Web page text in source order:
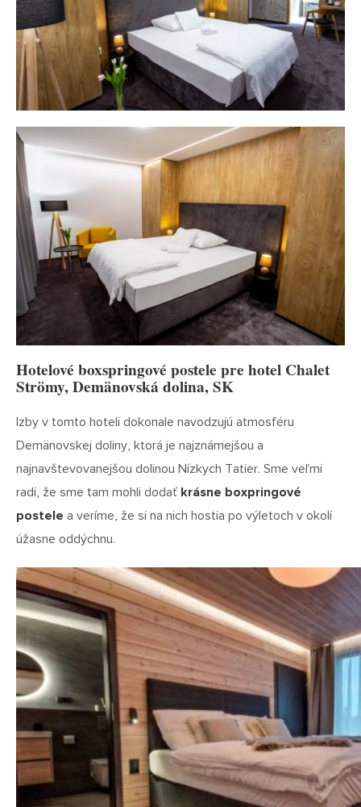
Hotelové boxspringové postele pre hotel Chalet
Strömy, Demänovská dolina, SK
Izby v tomto hoteli dokonale navodzujú atmosféru
Demänovskej doliny, ktorá je najznámejšou a
najnavštevovanejšou dolinou Nízkych Tatier. Sme veľmi
radi, že sme tam mohli dodať krásne boxpringové
postele a veríme, že si na nich hostia po výletoch v okolí
úžasne oddýchnu.